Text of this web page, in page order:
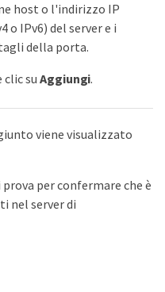
host o l'indirizzo IP
o IPv6) del server e i
della porta.
clic su Aggiungi.
viene visualizzato
per confermare che è
nel server di